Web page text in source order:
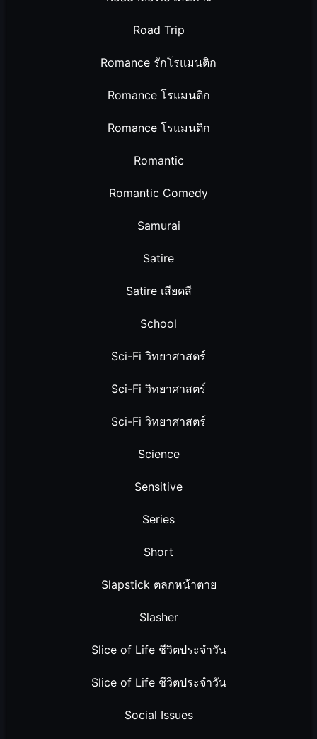
Road Trip
Romance รักโรแมนติก
Romance โรแมนติก
Romance โรแมนติก
Romantic
Romantic Comedy
Samurai
Satire
Satire เสียดสี
School
Sci-Fi วิทยาศาสตร์
Sci-Fi วิทยาศาสตร์
Sci-Fi วิทยาศาสตร์
Science
Sensitive
Series
Short
Slapstick ตลกหน้าตาย
Slasher
Slice of Life ชีวิตประจำวัน
Slice of Life ชีวิตประจำวัน
Social Issues